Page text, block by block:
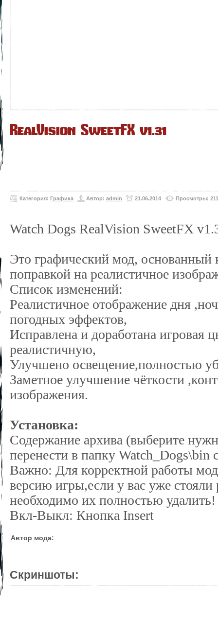
RealVision SweetFX v1.31
Категория: Графика Автор: admin 21.06.2014 Просмотры:
Watch Dogs RealVision SweetFX
Это графический мод, основанный
поправкой на реалистичное
Список изменений:
Реалистичное отображение дня
погодных эффектов,
Исправлена и доработана игровая
реалистичную,
Улучшено освещение,полностью
Заметное улучшение чёткости
изображения.
Установка:
Содержание архива (выберите
перенести в папку Watch_Dogs\bin
Важно: Для корректной работы
версию игры,если у вас уже
необходимо их полностью удалить!
Вкл-Выкл: Кнопка Insert
Автор мода:
Скриншоты: